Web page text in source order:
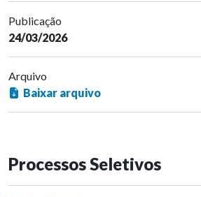
Publicação
24/03/2026
Arquivo
Baixar arquivo
Processos Seletivos